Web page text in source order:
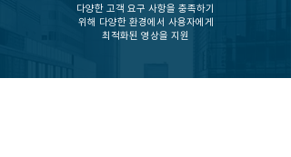
다양한 고객 요구 사항을 충족하기
위해 다양한 환경에서 사용자에게
최적화된 영상을 지원